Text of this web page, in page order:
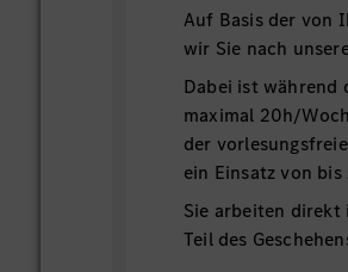
Auf Basis der von
wir Sie nach
Dabei ist während
maximal 20h/
der
ein Einsatz von
Sie arbeiten
Teil des